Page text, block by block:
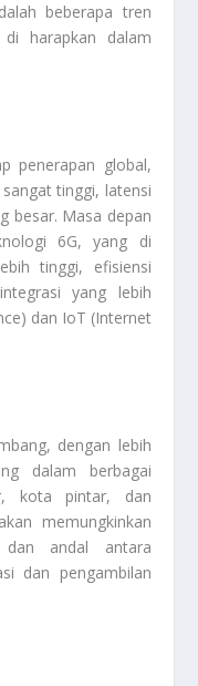
beberapa tren
harapkan dalam
penerapan global,
tinggi, latensi
besar. Masa depan
6G, yang di
tinggi, efisiensi
yang lebih
dan IoT (Internet
dengan lebih
dalam berbagai
kota pintar, dan
memungkinkan
andal antara
dan pengambilan